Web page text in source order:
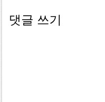
댓글 쓰기